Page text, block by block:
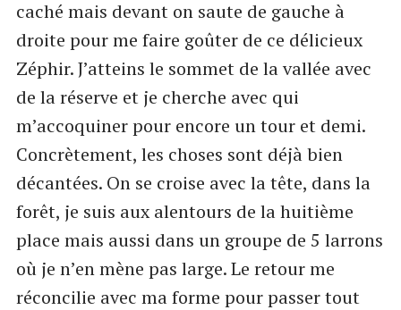
caché mais devant on saute de gauche à
droite pour me faire goûter de ce délicieux
Zéphir. J’atteins le sommet de la vallée avec
de la réserve et je cherche avec qui
m’accoquiner pour encore un tour et demi.
Concrètement, les choses sont déjà bien
décantées. On se croise avec la tête, dans la
forêt, je suis aux alentours de la huitième
place mais aussi dans un groupe de 5 larrons
où je n’en mène pas large. Le retour me
réconcilie avec ma forme pour passer tout